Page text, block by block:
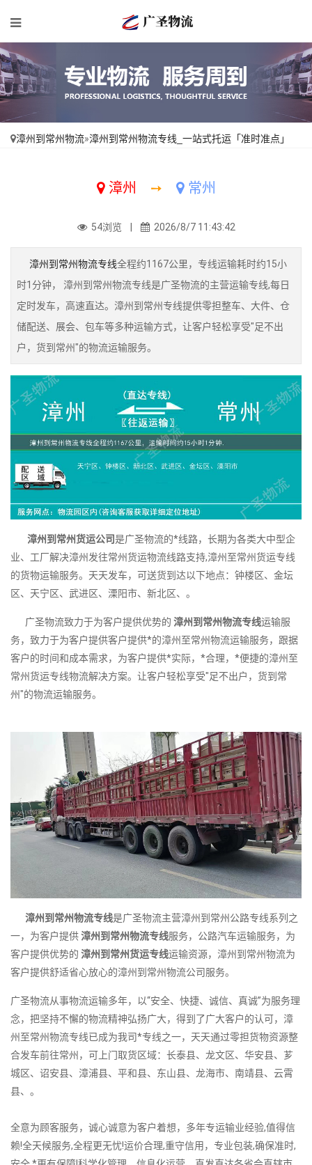
漳州到常州物流»漳州到常州物流专线_一站式托运「准时准点」
漳州 ➙ 常州
54浏览 | 2026/8/7 11:43:42
漳州到常州物流专线全程约1167公里，专线运输耗时约15小
时1分钟， 漳州到常州物流专线是广圣物流的主营运输专线,每日
定时发车，高速直达。漳州到常州专线提供零担整车、大件、仓
储配送、展会、包车等多种运输方式，让客户轻松享受"足不出
户，货到常州"的物流运输服务。
漳州到常州货运公司是广圣物流的*线路，长期为各类大中型企
业、工厂解决漳州发往常州货运物流线路支持,漳州至常州货运专线
的货物运输服务。天天发车，可送货到达以下地点：钟楼区、金坛
区、天宁区、武进区、溧阳市、新北区、。
广圣物流致力于为客户提供优势的 漳州到常州物流专线运输服
务，致力于为客户提供客户提供*的漳州至常州物流运输服务，跟据
客户的时间和成本需求，为客户提供*实际，*合理，*便捷的漳州至
常州货运专线物流解决方案。让客户轻松享受"足不出户，货到常
州"的物流运输服务。
漳州到常州物流专线是广圣物流主营漳州到常州公路专线系列之
一，为客户提供漳州到常州物流专线服务，公路汽车运输服务，为
客户提供优势的 漳州到常州货运专线运输资源，漳州到常州物流为
客户提供舒适省心放心的漳州到常州物流公司服务。
广圣物流从事物流运输多年，以“安全、快捷、诚信、真诚”为服务理
念，把坚持不懈的物流精神弘扬广大，得到了广大客户的认可，漳
州至常州物流专线已成为我司*专线之一，天天通过零担货物资源整
合发车前往常州，可上门取货区域：长泰县、龙文区、华安县、芗
城区、诏安县、漳浦县、平和县、东山县、龙海市、南靖县、云霄
县、。
全意为顾客服务，诚心诚意为客户着想，多年专运输业经验,值得信
赖!全天候服务,全程更无忧!运价合理,重守信用，专业包装,确保准时,